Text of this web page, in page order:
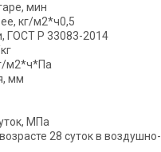
мин
кг/м2*ч0,5
ГОСТ Р 33083-2014
м2*ч*Па
мм
МПа
28 суток в воздушно-